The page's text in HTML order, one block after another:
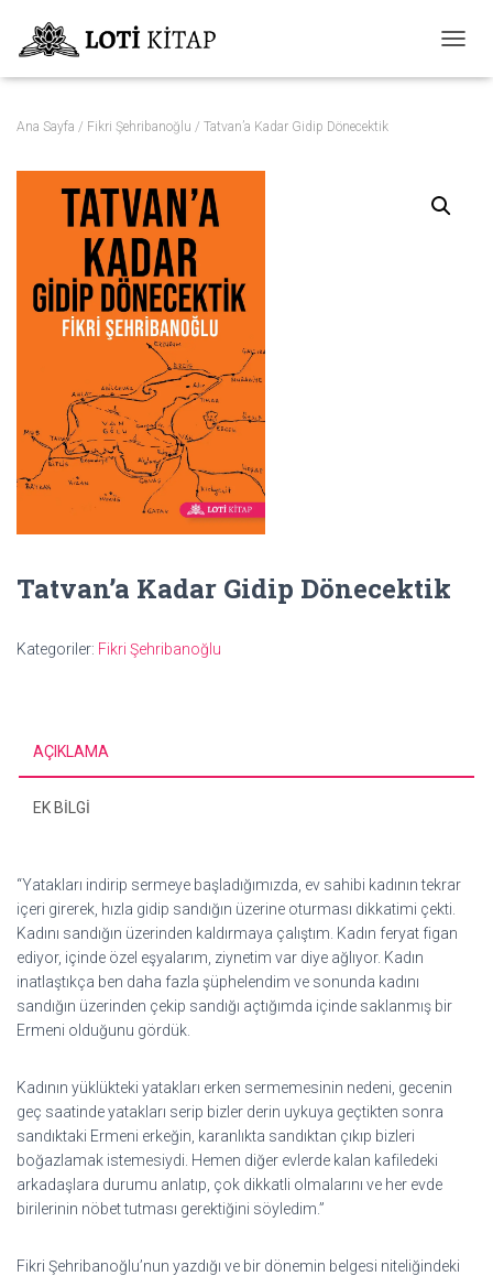
E
Ana Sayfa / Fikri Şehribanoğlu / Tatvan’a Kadar Gidip Dönecektik
Tatvan’a Kadar Gidip Dönecektik
Kategoriler: Fikri Şehribanoğlu
AÇIKLAMA
EK BILGI
“Yatakları indirip sermeye başladığımızda, ev sahibi kadının tekrar
içeri girerek, hızla gidip sandığın üzerine oturması dikkatimi çekti.
Kadını sandığın üzerinden kaldırmaya çalıştım. Kadın feryat figan
ediyor, içinde özel eşyalarım, ziynetim var diye ağlıyor. Kadın
inatlaştıkça ben daha fazla şüphelendim ve sonunda kadını
sandığın üzerinden çekip sandığı açtığımda içinde saklanmış bir
Ermeni olduğunu gördük.
Kadının yüklükteki yatakları erken sermemesinin nedeni, gecenin
geç saatinde yatakları serip bizler derin uykuya geçtikten sonra
sandıktaki Ermeni erkeğin, karanlıkta sandıktan çıkıp bizleri
boğazlamak istemesiydi. Hemen diğer evlerde kalan kafiledeki
arkadaşlara durumu anlatıp, çok dikkatli olmalarını ve her evde
birilerinin nöbet tutması gerektiğini söyledim.”
Fikri Şehribanoğlu’nun yazdığı ve bir dönemin belgesi niteliğindeki